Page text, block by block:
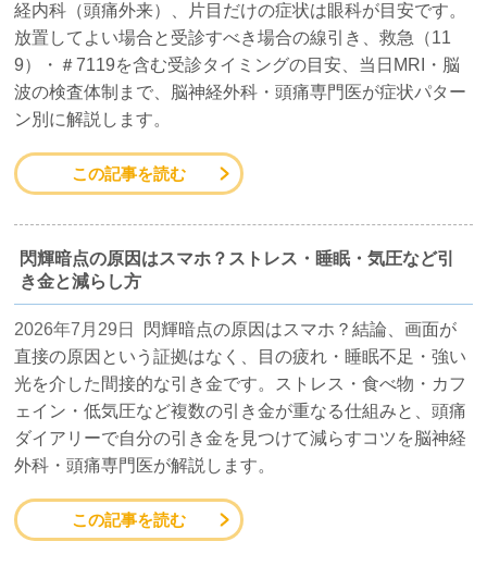
経内科（頭痛外来）、片目だけの症状は眼科が目安です。
放置してよい場合と受診すべき場合の線引き、救急（11
9）・＃7119を含む受診タイミングの目安、当日MRI・脳
波の検査体制まで、脳神経外科・頭痛専門医が症状パター
ン別に解説します。
この記事を読む
閃輝暗点の原因はスマホ？ストレス・睡眠・気圧など引
き金と減らし方
2026年7月29日
閃輝暗点の原因はスマホ？結論、画面が
直接の原因という証拠はなく、目の疲れ・睡眠不足・強い
光を介した間接的な引き金です。ストレス・食べ物・カフ
ェイン・低気圧など複数の引き金が重なる仕組みと、頭痛
ダイアリーで自分の引き金を見つけて減らすコツを脳神経
外科・頭痛専門医が解説します。
この記事を読む